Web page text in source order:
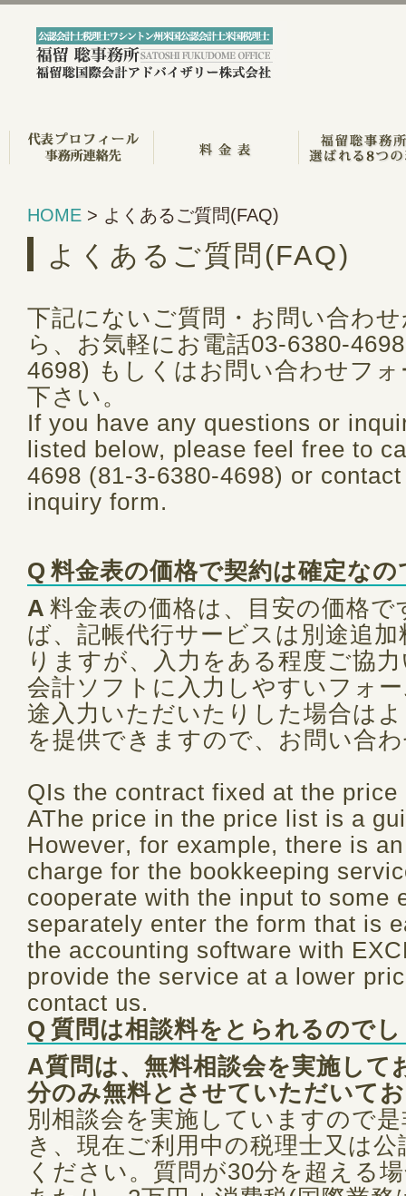
HOME > よくあるご質問(FAQ)
よくあるご質問(FAQ)
下記にないご質問・お問い合わ
ら、お気軽にお電話03-6380-
4698) もしくはお問い合わせフ
下さい。
If you have any questions or
listed below, please feel free to
4698 (81-3-6380-4698) or
inquiry form.
Q 料金表の価格で契約は確定な
A 料金表の価格は、目安の価格で
ば、記帳代行サービスは別途追
りますが、入力をある程度ご協
会計ソフトに入力しやすいフォ
途入力いただいたりした場合は
を提供できますので、お問い合
QIs the contract fixed at the
AThe price in the price list is a
However, for example, there is
charge for the bookkeeping
cooperate with the input to some
separately enter the form that is
the accounting software with
provide the service at a lower
contact us.
Q 質問は相談料をとられるので
A質問は、無料相談会を実施して
分のみ無料とさせていただいて
別相談会を実施していますので
き、現在ご利用中の税理士又は
ください。質問が30分を超える